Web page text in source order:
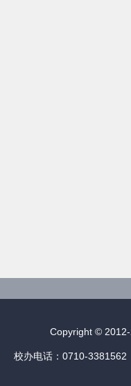
Copyright ©
校办电话：0710-